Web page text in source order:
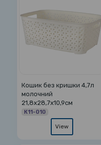
Кошик без кришки 4,7л
молочний
21,8х28,7х10,9см
К11-010
View